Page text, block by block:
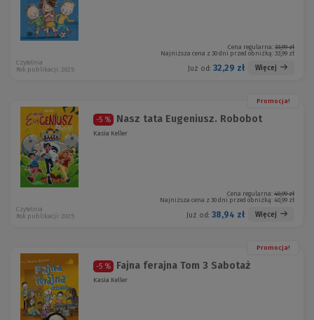
Cena regularna: 33,99 zł
Najniższa cena z 30 dni przed obniżką: 33,99 zł
Już od: 32,29 zł Więcej
Czytelnia
Rok publikacji: 2025
Promocja!
-5 % Nasz tata Eugeniusz. Robobot
Kasia Keller
Cena regularna: 40,99 zł
Najniższa cena z 30 dni przed obniżką: 40,99 zł
Już od: 38,94 zł Więcej
Czytelnia
Rok publikacji: 2025
Promocja!
-5 % Fajna ferajna Tom 3 Sabotaż
Kasia Keller